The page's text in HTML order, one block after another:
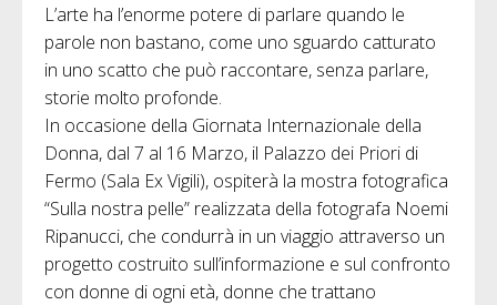
L’arte ha l’enorme potere di parlare quando le
parole non bastano, come uno sguardo catturato
in uno scatto che può raccontare, senza parlare,
storie molto profonde.
In occasione della Giornata Internazionale della
Donna, dal 7 al 16 Marzo, il Palazzo dei Priori di
Fermo (Sala Ex Vigili), ospiterà la mostra fotografica
“Sulla nostra pelle” realizzata della fotografa Noemi
Ripanucci, che condurrà in un viaggio attraverso un
progetto costruito sull’informazione e sul confronto
con donne di ogni età, donne che trattano